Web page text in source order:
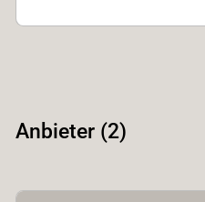
Anbieter (2)